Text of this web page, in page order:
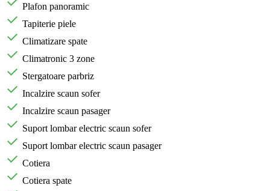
Plafon panoramic
Tapiterie piele
Climatizare spate
Climatronic 3 zone
Stergatoare parbriz
Incalzire scaun sofer
Incalzire scaun pasager
Suport lombar electric scaun sofer
Suport lombar electric scaun pasager
Cotiera
Cotiera spate